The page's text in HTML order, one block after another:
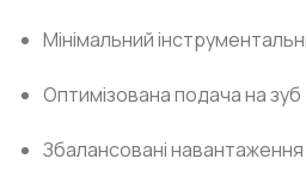
Мінімальний
Оптимізована подача на зуб
Збалансовані